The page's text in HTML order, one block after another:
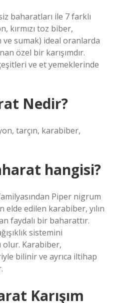
baharatları ile 7 farklı
kırmızı toz biber,
sumak) ideal oranlarda
özel bir karışımdır.
ve et yemeklerinde
Nedir?
tarçın, karabiber,
hangisi?
Piper nigrum
edilen karabiber, yılın
faydalı bir baharattır.
sistemini
olur. Karabiber,
bilinir ve ayrıca iltihap
Karışım